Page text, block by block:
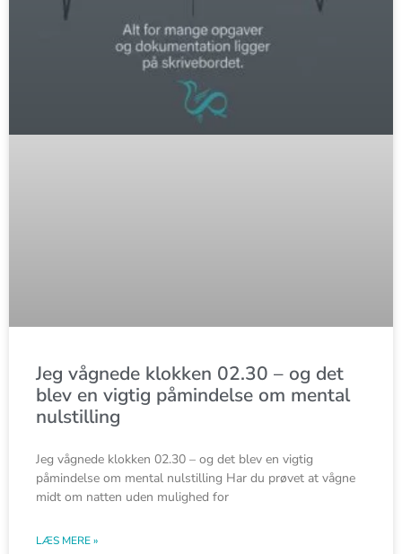
Jeg vågnede klokken 02.30 – og det
blev en vigtig påmindelse om mental
nulstilling
Jeg vågnede klokken 02.30 – og det blev en vigtig
påmindelse om mental nulstilling Har du prøvet at vågne
midt om natten uden mulighed for
LÆS MERE »